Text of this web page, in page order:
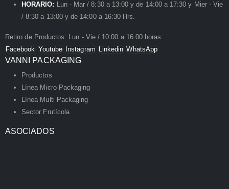
HORARIO: Lun - Mar / 8:30 a 13:00 y de 14:00 a 17:30 y Mier - Vie
/ 8:30 a 13:00 y de 14:00 a 16:30 Hrs.
Retiro de Productos: Lun - Vie / 10:00 a 16:00 horas.
Facebook Youtube Instagram Linkedin WhatsApp
VANNI PACKAGING
Productos
Línea Micro Packaging
Línea Multi Packaging
Sector Frutícola
ASOCIADOS